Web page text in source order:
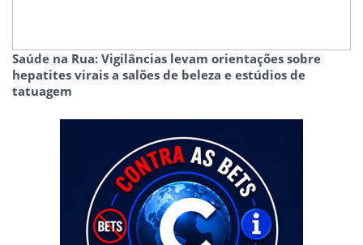
Saúde na Rua: Vigilâncias levam orientações sobre
hepatites virais a salões de beleza e estúdios de
tatuagem